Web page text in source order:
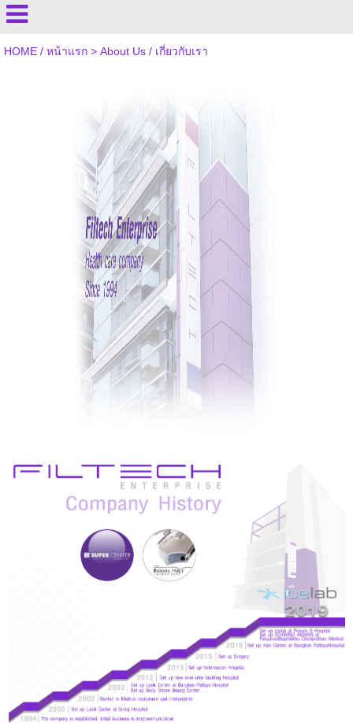
HOME / หน้าแรก> About Us / เกี่ยวกับเรา